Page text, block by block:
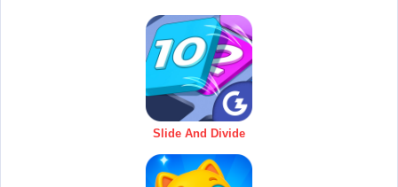
Slide And Divide